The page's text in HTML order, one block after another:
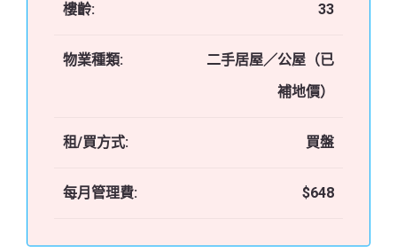
樓齡: 33
物業種類:
二手居屋／公屋（已
補地價）
租/買方式: 買盤
每月管理費: $648